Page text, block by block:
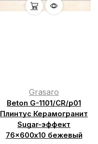
Grasaro
Beton G-1101/СR/р01
Плинтус Керамогранит
Sugar-эффект
76×600х10 бежевый